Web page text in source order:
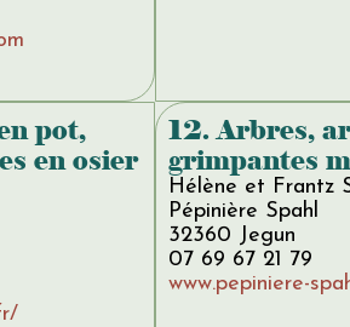
pot,
en osier
12. Arbres,
grimpantes
Hélène et Frantz
Pépinière Spahl
32360 Jegun
07 69 67 21 79
www.pepiniere-